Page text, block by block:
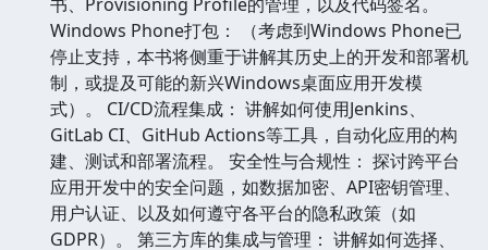
Windows Phone打包： （考虑到Windows Phone已
停止支持，本书将侧重于讲解其历史上的开发和部署机
制，或提及可能的新兴Windows桌面应用开发模
式）。 CI/CD流程集成： 讲解如何使用Jenkins、
GitLab CI、GitHub Actions等工具，自动化应用的构
建、测试和部署流程。 安全性与合规性： 探讨跨平台
应用开发中的安全问题，如数据加密、API密钥管理、
用户认证、以及如何遵守各平台的隐私政策（如
GDPR）。 第三方库的集成与管理： 讲解如何选择、